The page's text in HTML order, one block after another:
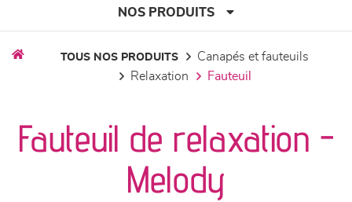
NOS PRODUITS
séjours
meubles de complément
TOUS NOS PRODUITS
canapés et fauteuils
relaxation
fauteuil
Fauteuil de relaxation -
Melody